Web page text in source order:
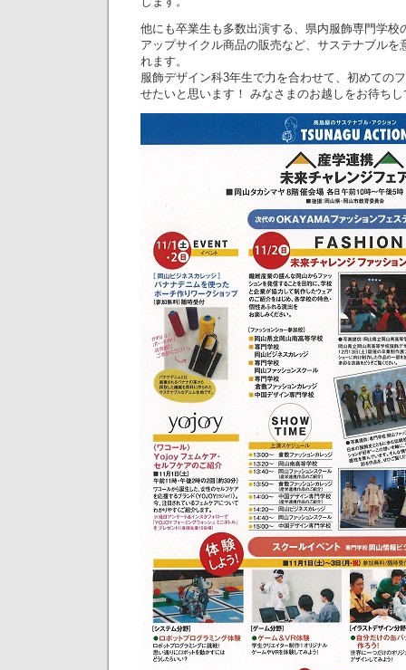
他にも卒業生も多数出演する、県内服飾専門学校
アップサイクル商品の販売など、サステナブルを
れます。
服飾デザイン科3年生で力を合わせて、初めての
せたいと思います！ みなさまのお越しをお待ち